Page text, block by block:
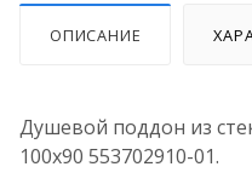
ОПИСАНИЕ
Душевой поддон из
100x90 553702910-01.